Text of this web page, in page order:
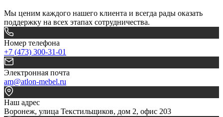
Мы ценим каждого нашего клиента и всегда рады оказать
поддержку на всех этапах сотрудничества.
Номер телефона
+7 (473) 300-31-01
Электронная почта
am@atlon-mebel.ru
Наш адрес
Воронеж, улица Текстильщиков, дом 2, офис 203